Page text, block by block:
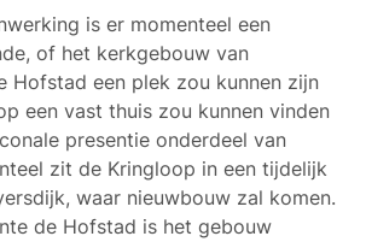
is er momenteel een
of het kerkgebouw van
Hofstad een plek zou kunnen zijn
een vast thuis zou kunnen vinden
presentie onderdeel van
zit de Kringloop in een tijdelijk
waar nieuwbouw zal komen.
de Hofstad is het gebouw